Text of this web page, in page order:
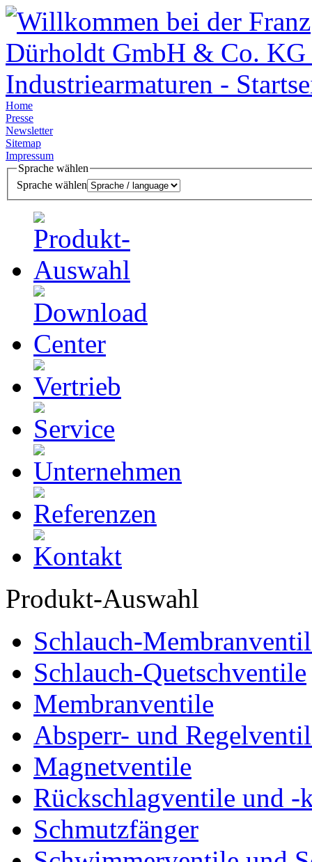
Home
Presse
Newsletter
Sitemap
Impressum
Sprache wählen
Sprache wählen
Produkt-Auswahl
Schlauch-
Schlauch-Quetschventile
Membranventile
Absperr- und
Magnetventile
Rückschlagventile und -
Schmutzfänger